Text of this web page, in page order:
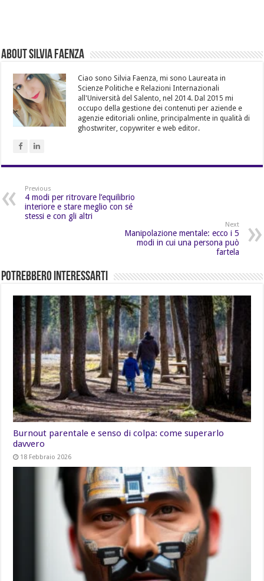
About Silvia Faenza
Ciao sono Silvia Faenza, mi sono Laureata in
Scienze Politiche e Relazioni Internazionali
all'Università del Salento, nel 2014. Dal 2015 mi
occupo della gestione dei contenuti per aziende e
agenzie editoriali online, principalmente in qualità di
ghostwriter, copywriter e web editor.
Previous
4 modi per ritrovare l’equilibrio
interiore e stare meglio con sé
stessi e con gli altri
Next
Manipolazione mentale: ecco i 5
modi in cui una persona può
fartela
Potrebbero Interessarti
Burnout parentale e senso di colpa: come superarlo
davvero
18 Febbraio 2026